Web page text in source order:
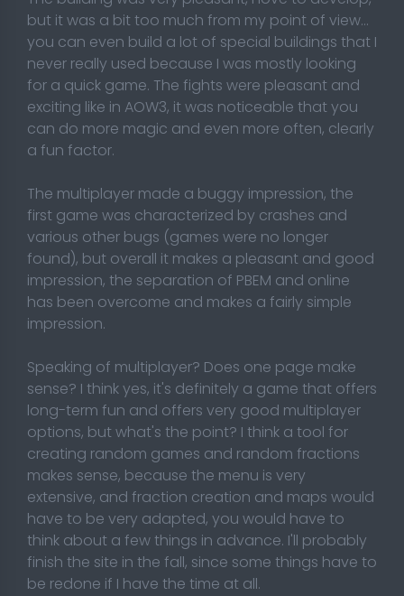
but it was a bit too much from my point of view...
you can even build a lot of special buildings that I
never really used because I was mostly looking
for a quick game. The fights were pleasant and
exciting like in AOW3, it was noticeable that you
can do more magic and even more often, clearly
a fun factor.
The multiplayer made a buggy impression, the
first game was characterized by crashes and
various other bugs (games were no longer
found), but overall it makes a pleasant and good
impression, the separation of PBEM and online
has been overcome and makes a fairly simple
impression.
Speaking of multiplayer? Does one page make
sense? I think yes, it's definitely a game that offers
long-term fun and offers very good multiplayer
options, but what's the point? I think a tool for
creating random games and random fractions
makes sense, because the menu is very
extensive, and fraction creation and maps would
have to be very adapted, you would have to
think about a few things in advance. I'll probably
finish the site in the fall, since some things have to
be redone if I have the time at all.